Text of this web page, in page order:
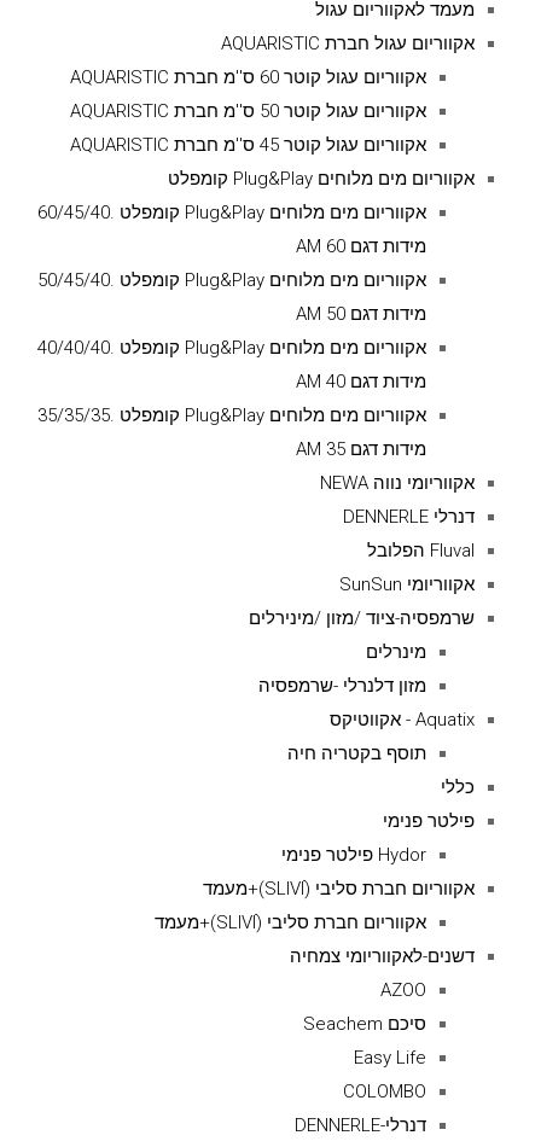
מעמד לאקווריום עגול
אקווריום עגול חברת AQUARISTIC
אקווריום עגול קוטר 60 ס''מ חברת AQUARISTIC
אקווריום עגול קוטר 50 ס''מ חברת AQUARISTIC
אקווריום עגול קוטר 45 ס''מ חברת AQUARISTIC
אקווריום מים מלוחים Plug&Play קומפלט
אקווריום מים מלוחים Plug&Play קומפלט .60/45/40
מידות דגם AM 60
אקווריום מים מלוחים Plug&Play קומפלט .50/45/40
מידות דגם AM 50
אקווריום מים מלוחים Plug&Play קומפלט .40/40/40
מידות דגם AM 40
אקווריום מים מלוחים Plug&Play קומפלט .35/35/35
מידות דגם AM 35
אקווריומי נווה NEWA
דנרלי DENNERLE
Fluval הפלובל
אקווריומי SunSun
שרמפסיה-ציוד /מזון /מינירלים
מינרלים
מזון דלנרלי -שרמפסיה
Aquatix - אקווטיקס
תוסף בקטריה חיה
כללי
פילטר פנימי
Hydor פילטר פנימי
אקווריום חברת סליבי (SLIVIׂׂ)+מעמד
אקווריום חברת סליבי (SLIVIׂׂ)+מעמד
דשנים-לאקווריומי צמחיה
AZOO
סיכם Seachem
Easy Life
COLOMBO
דנרלי-DENNERLE